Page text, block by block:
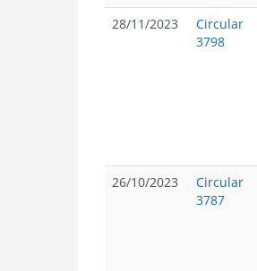
28/11/2023
Circular
3798
26/10/2023
Circular
3787